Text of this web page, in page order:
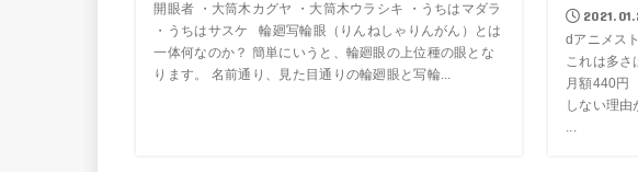
開眼者 ・大筒木カグヤ ・大筒木ウラシキ ・うちはマダラ
・うちはサスケ 輪廻写輪眼（りんねしゃりんがん）とは
一体何なのか？ 簡単にいうと、輪廻眼の上位種の眼とな
ります。 名前通り、見た目通りの輪廻眼と写輪...
dアニメス
これは多
月額440円
しない理由